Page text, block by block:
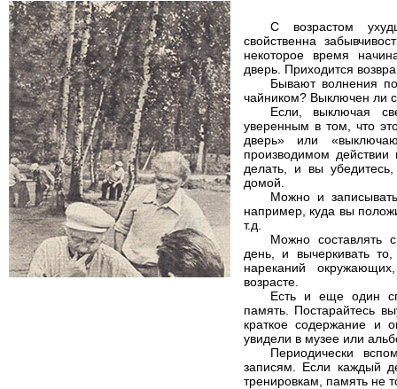
С возрастом
свойственна
некоторое время
дверь. Приходится
Бывают волнения
чайником? Выключен ли
Если, выключая
уверенным в том, что
дверь» или
производимом
делать, и вы
домой.
Можно и
например, куда вы
т.д.
Можно составлять
день, и вычеркивать
нареканий
возрасте.
Есть и еще один
память. Постарайтесь
краткое содержание и
увидели в музее или
Периодически
записям. Если каждый
тренировкам, память не